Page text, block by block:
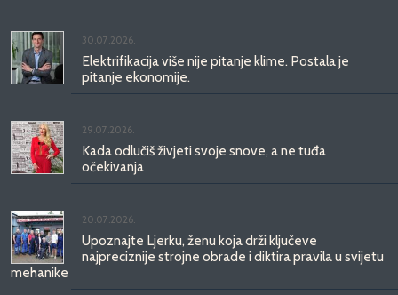
30.07.2026.
Elektrifikacija više nije pitanje klime. Postala je
pitanje ekonomije.
29.07.2026.
Kada odlučiš živjeti svoje snove, a ne tuđa
očekivanja
20.07.2026.
Upoznajte Ljerku, ženu koja drži ključeve
najpreciznije strojne obrade i diktira pravila u svijetu
mehanike